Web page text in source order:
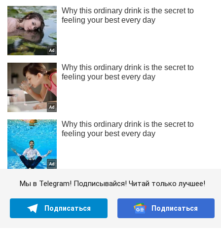
Мы в Telegram! Подписывайся! Читай только лучшее!
Подписаться Подписаться